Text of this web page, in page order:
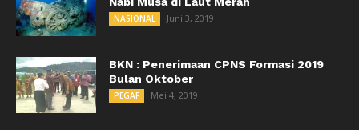
NASIONAL Juni 3, 2019
BKN : Penerimaan CPNS Formasi 2019
Bulan Oktober
PEGAF Mei 4, 2019